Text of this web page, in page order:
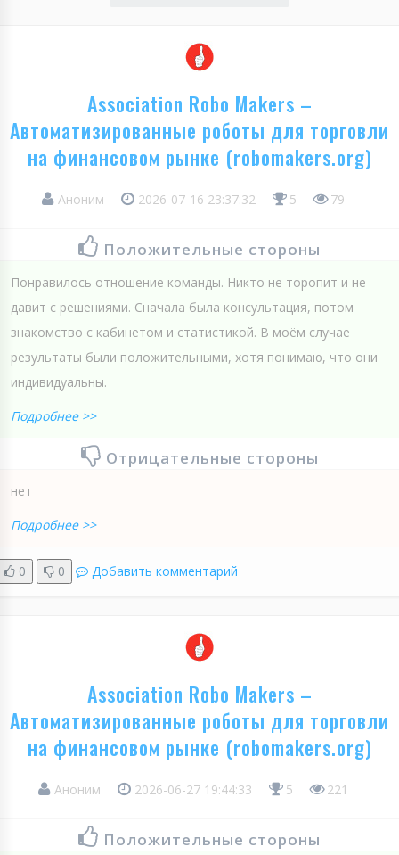
Association Robo Makers –
Автоматизированные роботы для торговли
на финансовом рынке (robomakers.org)
Аноним 2026-07-16 23:37:32 5 79
Положительные стороны
Понравилось отношение команды. Никто не торопит и не
давит с решениями. Сначала была консультация, потом
знакомство с кабинетом и статистикой. В моём случае
результаты были положительными, хотя понимаю, что они
индивидуальны.
Подробнее >>
Отрицательные стороны
нет
Подробнее >>
0 0 Добавить комментарий
Association Robo Makers –
Автоматизированные роботы для торговли
на финансовом рынке (robomakers.org)
Аноним 2026-06-27 19:44:33 5 221
Положительные стороны